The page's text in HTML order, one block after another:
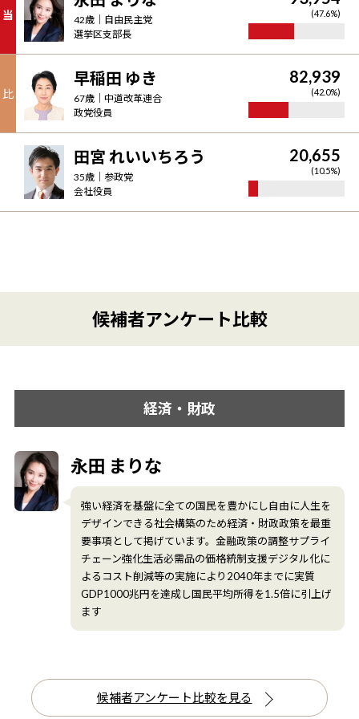
当 42歳｜ 自由民主党
選挙区支部長
(47.6%)
比
早稲田 ゆき
67歳｜ 中道改革連合
政党役員
82,939
(42.0%)
田宮 れいいちろう
35歳｜ 参政党
会社役員
20,655
(10.5%)
候補者アンケート比較
経済・財政
永田 まりな
強い経済を基盤に全ての国民を豊かにし自由に人生を
デザインできる社会構築のため経済・財政政策を最重
要事項として掲げています。金融政策の調整サプライ
チェーン強化生活必需品の価格統制支援デジタル化に
よるコスト削減等の実施により2040年までに実質
GDP1000兆円を達成し国民平均所得を1.5倍に引上げ
ます
候補者アンケート比較を見る